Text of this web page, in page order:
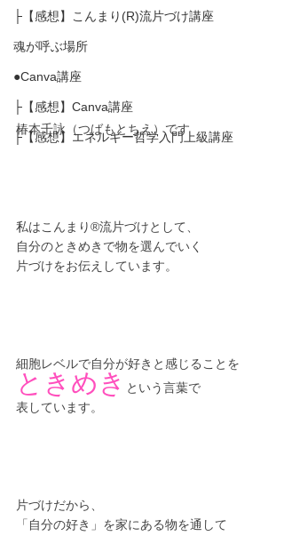
├【感想】こんまり(R)流片づけ講座
魂が呼ぶ場所
●Canva講座
├【感想】Canva講座
├【感想】エネルギー哲学入門上級講座
椿本千詠（つばもとちえ）です
私はこんまり®︎流片づけとして、
自分のときめきで物を選んでいく
片づけをお伝えしています。
細胞レベルで自分が好きと感じることを
ときめき という言葉で
表しています。
片づけだから、
「自分の好き」を家にある物を通して